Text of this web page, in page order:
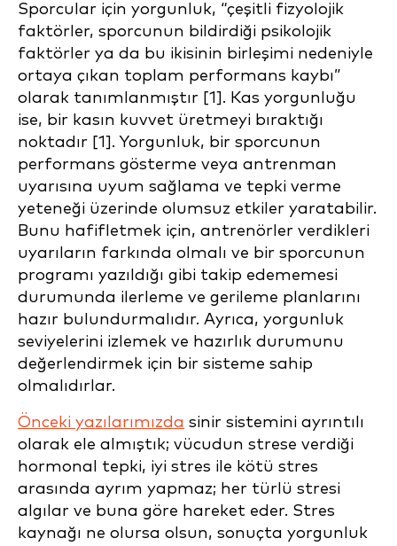
Sporcular için yorgunluk, “çeşitli fizyolojik
faktörler, sporcunun bildirdiği psikolojik
faktörler ya da bu ikisinin birleşimi nedeniyle
ortaya çıkan toplam performans kaybı”
olarak tanımlanmıştır [1]. Kas yorgunluğu
ise, bir kasın kuvvet üretmeyi bıraktığı
noktadır [1]. Yorgunluk, bir sporcunun
performans gösterme veya antrenman
uyarısına uyum sağlama ve tepki verme
yeteneği üzerinde olumsuz etkiler yaratabilir.
Bunu hafifletmek için, antrenörler verdikleri
uyarıların farkında olmalı ve bir sporcunun
programı yazıldığı gibi takip edememesi
durumunda ilerleme ve gerileme planlarını
hazır bulundurmalıdır. Ayrıca, yorgunluk
seviyelerini izlemek ve hazırlık durumunu
değerlendirmek için bir sisteme sahip
olmalıdırlar.
Önceki yazılarımızda sinir sistemini ayrıntılı
olarak ele almıştık; vücudun strese verdiği
hormonal tepki, iyi stres ile kötü stres
arasında ayrım yapmaz; her türlü stresi
algılar ve buna göre hareket eder. Stres
kaynağı ne olursa olsun, sonuçta yorgunluk